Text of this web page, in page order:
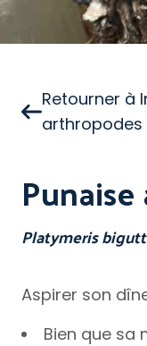
Retourner à
arthropodes
Punaise
Platymeris
Aspirer son
Bien que sa